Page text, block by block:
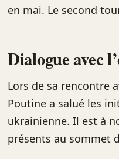
en mai. Le second
Dialogue avec
Lors de sa rencontre
Poutine a salué les
ukrainienne. Il est à
présents au sommet